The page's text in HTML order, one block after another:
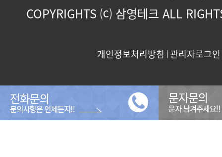
COPYRIGHTS ⒞ 삼영테크 ALL
개인정보처리방침 관리자로그인